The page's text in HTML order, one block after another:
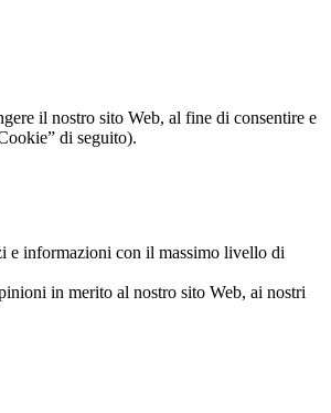
il nostro sito Web, al fine di consentire e
di seguito).
e informazioni con il massimo livello di
in merito al nostro sito Web, ai nostri